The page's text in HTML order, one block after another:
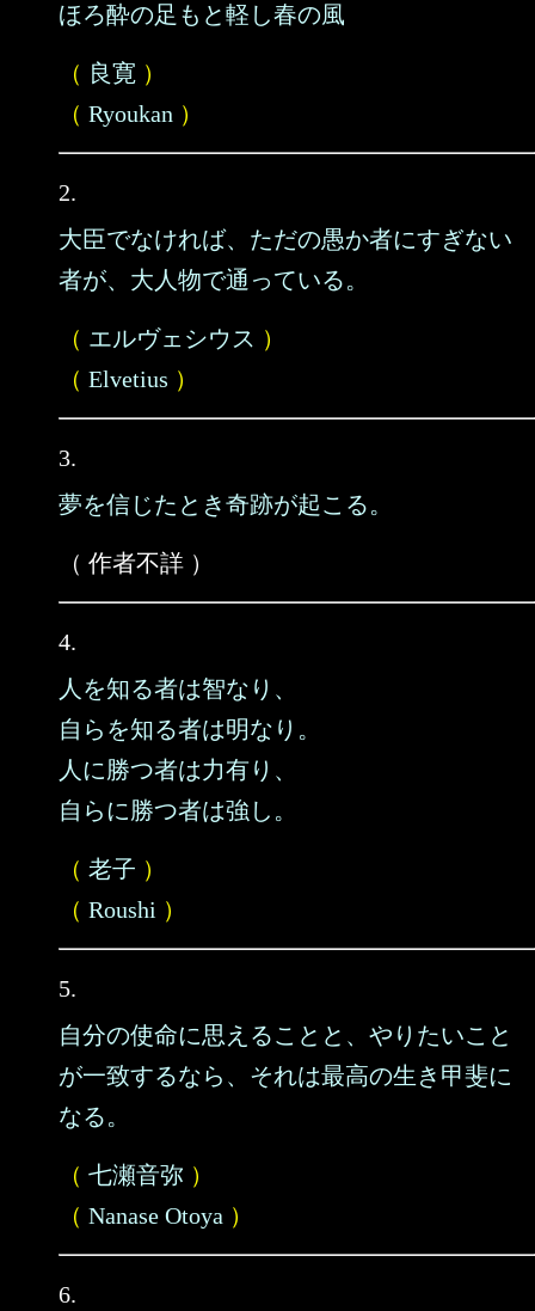
ほろ酔の足もと軽し春の風
（ 良寛 ）
（ Ryoukan ）
2.
大臣でなければ、ただの愚か者にすぎない
者が、大人物で通っている。
（ エルヴェシウス ）
（ Elvetius ）
3.
夢を信じたとき奇跡が起こる。
（ 作者不詳 ）
4.
人を知る者は智なり、
自らを知る者は明なり。
人に勝つ者は力有り、
自らに勝つ者は強し。
（ 老子 ）
（ Roushi ）
5.
自分の使命に思えることと、やりたいこと
が一致するなら、それは最高の生き甲斐に
なる。
（ 七瀬音弥 ）
（ Nanase Otoya ）
6.